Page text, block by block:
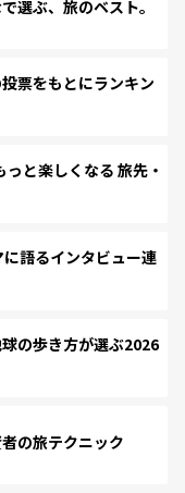
選ぶ、旅のベスト。
票をもとにランキン
と楽しくなる 旅先・
語るインタビュー連
の歩き方が選ぶ2026
の旅テクニック